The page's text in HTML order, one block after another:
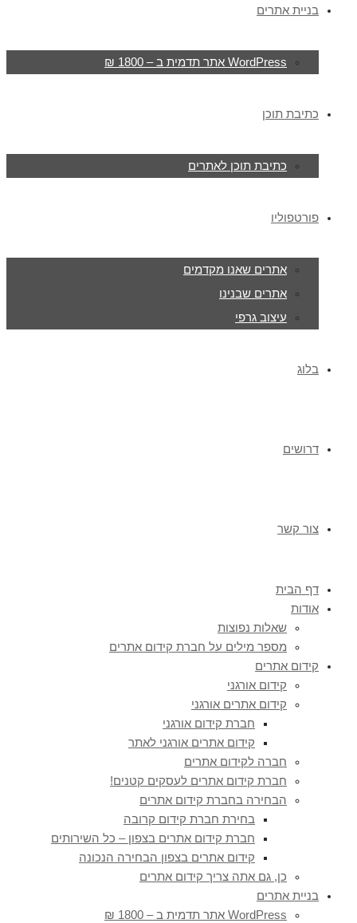
בניית אתרים
WordPress אתר תדמית ב – 1800 ₪
כתיבת תוכן
כתיבת תוכן לאתרים
פורטפוליו
אתרים שאנו מקדמים
אתרים שבנינו
עיצוב גרפי
בלוג
דרושים
צור קשר
דף הבית
אודות
שאלות נפוצות
מספר מילים על חברת קידום אתרים
קידום אתרים
קידום אורגני
קידום אתרים אורגני
חברת קידום אורגני
קידום אתרים אורגני לאתר
חברה לקידום אתרים
חברת קידום אתרים לעסקים קטנים!
הבחירה בחברת קידום אתרים
בחירת חברת קידום קרובה
חברת קידום אתרים בצפון – כל השירותים
קידום אתרים בצפון הבחירה הנכונה
כן, גם אתה צריך קידום אתרים
בניית אתרים
WordPress אתר תדמית ב – 1800 ₪